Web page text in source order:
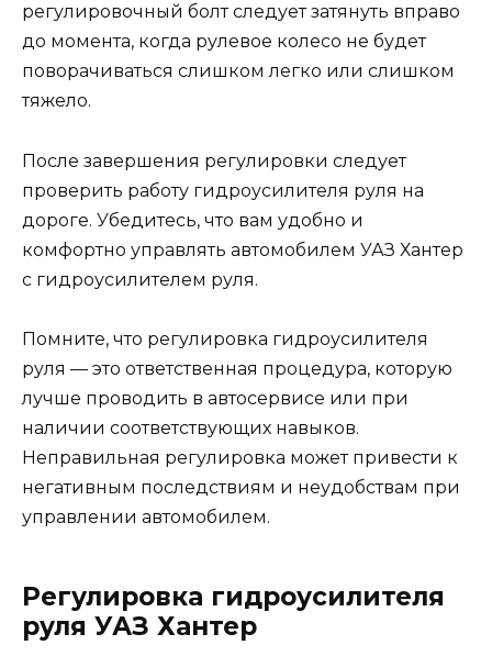
регулировочный болт следует затянуть вправо
до момента, когда рулевое колесо не будет
поворачиваться слишком легко или слишком
тяжело.
После завершения регулировки следует
проверить работу гидроусилителя руля на
дороге. Убедитесь, что вам удобно и
комфортно управлять автомобилем УАЗ Хантер
с гидроусилителем руля.
Помните, что регулировка гидроусилителя
руля — это ответственная процедура, которую
лучше проводить в автосервисе или при
наличии соответствующих навыков.
Неправильная регулировка может привести к
негативным последствиям и неудобствам при
управлении автомобилем.
Регулировка гидроусилителя
руля УАЗ Хантер